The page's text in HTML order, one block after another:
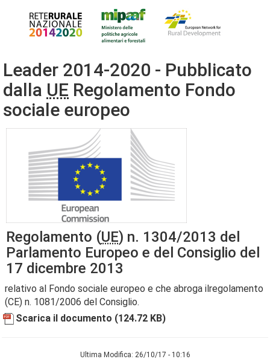
Leader 2014-2020 - Pubblicato
dalla UE Regolamento Fondo
sociale europeo
Regolamento (UE) n. 1304/2013 del
Parlamento Europeo e del Consiglio del
17 dicembre 2013
relativo al Fondo sociale europeo e che abroga ilregolamento
(CE) n. 1081/2006 del Consiglio.
Scarica il documento (124.72 KB)
Ultima Modifica: 26/10/17 - 10:16